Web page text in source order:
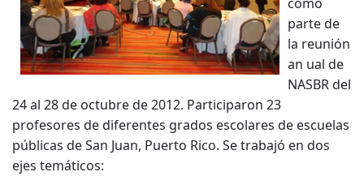
parte de
la reunión
an ual de
NASBR del
24 al 28 de octubre de 2012. Participaron 23
profesores de diferentes grados escolares de escuelas
públicas de San Juan, Puerto Rico. Se trabajó en dos
ejes temáticos: